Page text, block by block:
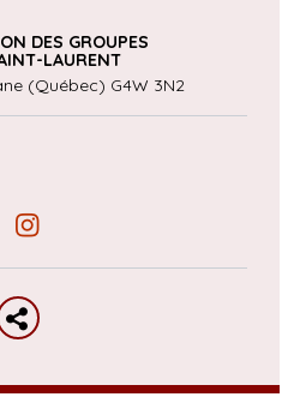
DES GROUPES
LAURENT
(Québec) G4W 3N2